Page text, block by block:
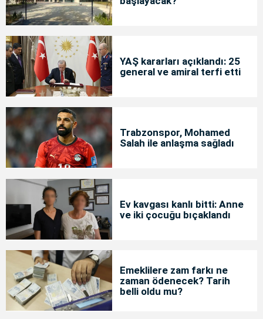
YAŞ kararları açıklandı: 25
general ve amiral terfi etti
Trabzonspor, Mohamed
Salah ile anlaşma sağladı
Ev kavgası kanlı bitti: Anne
ve iki çocuğu bıçaklandı
Emeklilere zam farkı ne
zaman ödenecek? Tarih
belli oldu mu?